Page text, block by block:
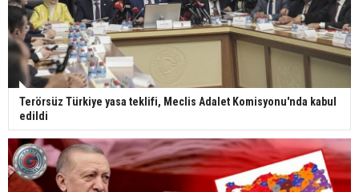
Terörsüz Türkiye yasa teklifi, Meclis Adalet Komisyonu'nda kabul
edildi